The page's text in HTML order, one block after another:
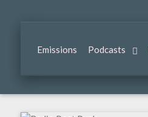
Emissions Podcasts